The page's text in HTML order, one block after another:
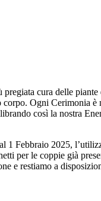
pregiata cura delle
corpo. Ogni Cerimonia
così la nostra
1 Febbraio 2025,
per le coppie già
e restiamo a